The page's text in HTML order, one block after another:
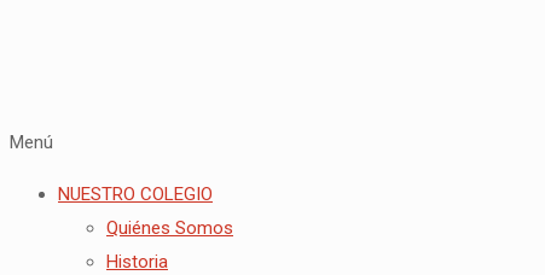
Menú
NUESTRO COLEGIO
Quiénes Somos
Historia